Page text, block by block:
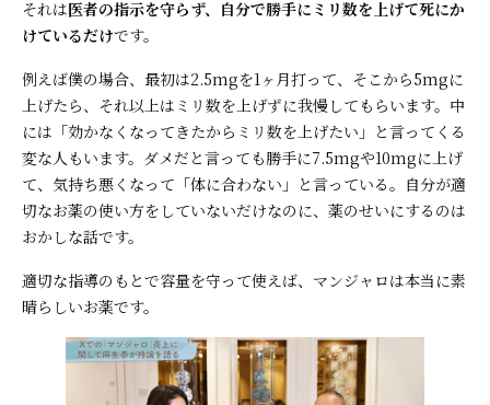
それは医者の指示を守らず、自分で勝手にミリ数を上げて死にか
けているだけです。
例えば僕の場合、最初は2.5mgを1ヶ月打って、そこから5mgに
上げたら、それ以上はミリ数を上げずに我慢してもらいます。中
には「効かなくなってきたからミリ数を上げたい」と言ってくる
変な人もいます。ダメだと言っても勝手に7.5mgや10mgに上げ
て、気持ち悪くなって「体に合わない」と言っている。自分が適
切なお薬の使い方をしていないだけなのに、薬のせいにするのは
おかしな話です。
適切な指導のもとで容量を守って使えば、マンジャロは本当に素
晴らしいお薬です。